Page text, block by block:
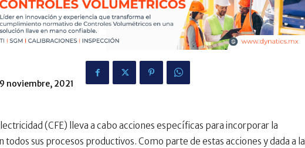
9 noviembre, 2021
(CFE) lleva a cabo acciones específicas para incorporar la
sus procesos productivos. Como parte de estas acciones y dada a la